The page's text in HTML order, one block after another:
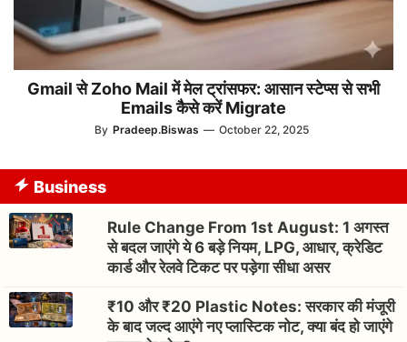
Gmail से Zoho Mail में मेल ट्रांसफर: आसान स्टेप्स से सभी
Emails कैसे करें Migrate
By Pradeep.Biswas — October 22, 2025
Business
Rule Change From 1st August: 1 अगस्त
से बदल जाएंगे ये 6 बड़े नियम, LPG, आधार, क्रेडिट
कार्ड और रेलवे टिकट पर पड़ेगा सीधा असर
₹10 और ₹20 Plastic Notes: सरकार की मंजूरी
के बाद जल्द आएंगे नए प्लास्टिक नोट, क्या बंद हो जाएंगे